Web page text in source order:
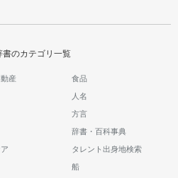
書のカテゴリ一覧
産 食品
人名
方言
辞書・百科事典
タレント出身地検索
船